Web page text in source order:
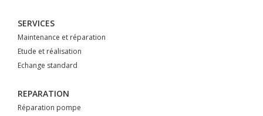
SERVICES
Maintenance et réparation
Etude et réalisation
Echange standard
REPARATION
Réparation pompe